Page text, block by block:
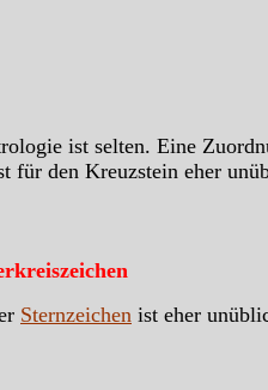
ist selten. Eine
für den Kreuzstein eher
Sternzeichen ist eher